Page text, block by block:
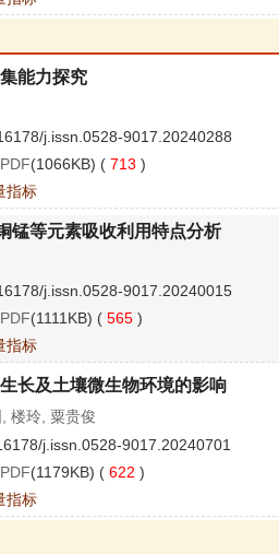
能力探究
j.issn.0528-9017.20240288
PDF(1066KB) ( 713 )
指标
锰等元素吸收利用特点分析
j.issn.0528-9017.20240015
PDF(1111KB) ( 565 )
指标
长及土壤微生物环境的影响
楼玲, 粟贵俊
j.issn.0528-9017.20240701
PDF(1179KB) ( 622 )
指标